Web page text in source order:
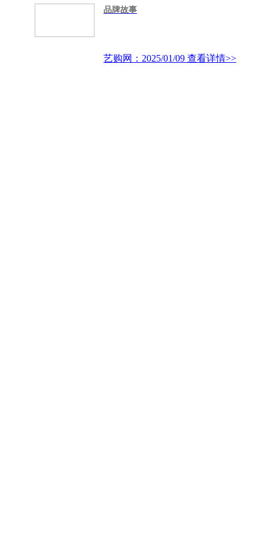
品牌故事
艺购网：2025/01/09 查看详情>>